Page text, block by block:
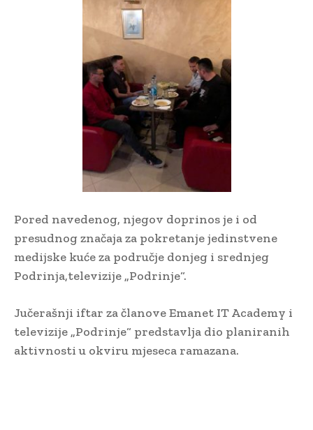
Pored navedenog, njegov doprinos je i od
presudnog značaja za pokretanje jedinstvene
medijske kuće za područje donjeg i srednjeg
Podrinja,televizije „Podrinje“.
Jučerašnji iftar za članove Emanet IT Academy i
televizije „Podrinje“ predstavlja dio planiranih
aktivnosti u okviru mjeseca ramazana.